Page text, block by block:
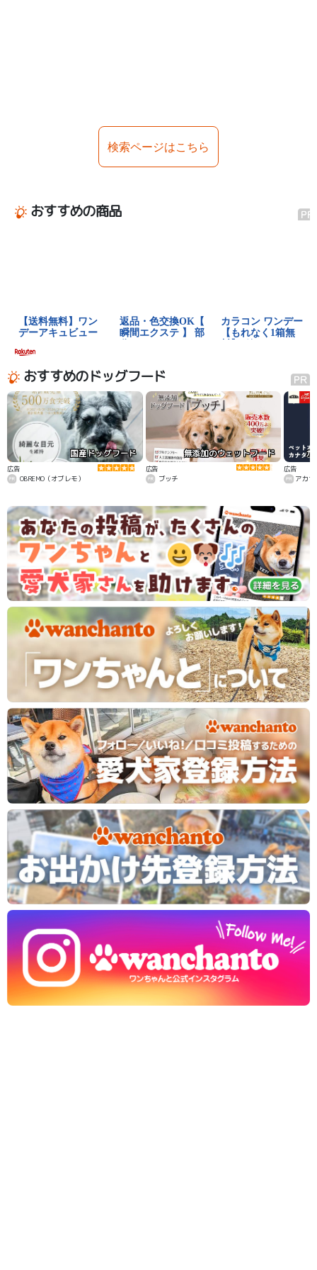
検索ページはこちら
おすすめの商品
おすすめのドッグフード
国産ドッグフード
広告
OBREMO（オブレモ）
無添加のウェットフード
広告
ブッチ
カ
広告
アカ